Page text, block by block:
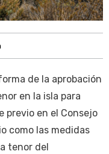
de la aprobación
en la isla para
previo en el Consejo
como las medidas
tenor del